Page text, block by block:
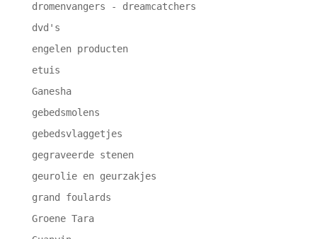
dromenvangers - dreamcatchers
dvd's
engelen producten
etuis
Ganesha
gebedsmolens
gebedsvlaggetjes
gegraveerde stenen
geurolie en geurzakjes
grand foulards
Groene Tara